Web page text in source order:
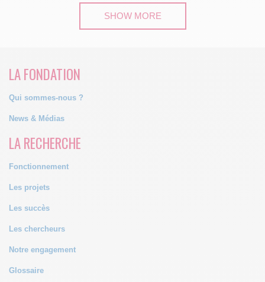
SHOW MORE
LA FONDATION
Qui sommes-nous ?
News & Médias
LA RECHERCHE
Fonctionnement
Les projets
Les succès
Les chercheurs
Notre engagement
Glossaire